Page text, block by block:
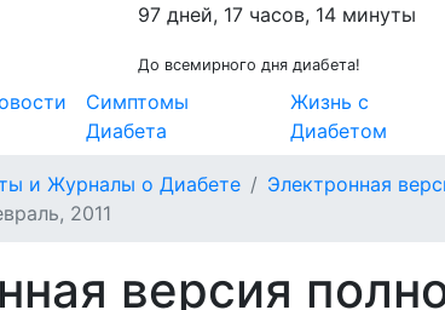
97 дней, 17 часов, 14 минуты
До всемирного дня диабета!
Симптомы
Диабета
Жизнь с
Диабетом
и Журналы о Диабете
Электронная
2011
версия